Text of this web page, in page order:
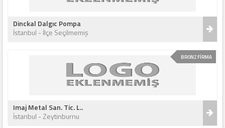
Dinckal Dalgıc Pompa
İstanbul - İlçe Seçilmemiş
BRONZ FİRMA
Imaj Metal San. Tic. L..
İstanbul - Zeytinburnu